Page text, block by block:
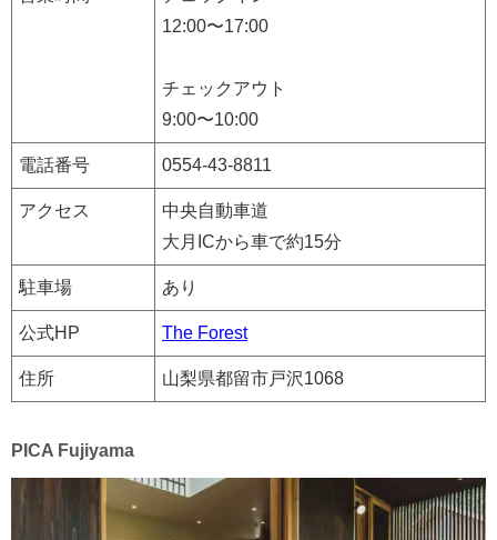
12:00〜17:00
チェックアウト
9:00〜10:00
電話番号 0554-43-8811
アクセス
中央自動車道
大月ICから車で約15分
駐車場 あり
公式HP The Forest
住所 山梨県都留市戸沢1068
PICA Fujiyama